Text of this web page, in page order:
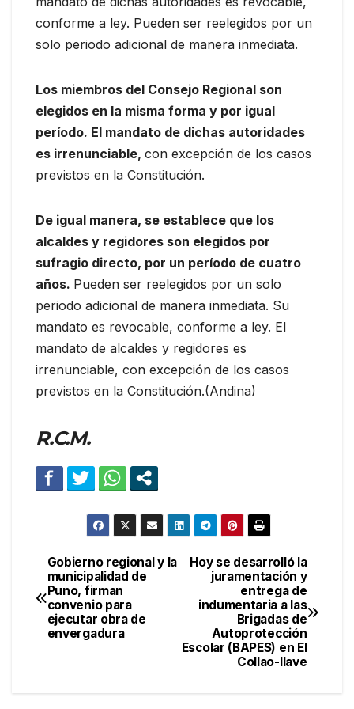
conforme a ley. Pueden ser reelegidos por un
solo periodo adicional de manera inmediata.
Los miembros del Consejo Regional son
elegidos en la misma forma y por igual
período. El mandato de dichas autoridades
es irrenunciable, con excepción de los casos
previstos en la Constitución.
De igual manera, se establece que los
alcaldes y regidores son elegidos por
sufragio directo, por un período de cuatro
años. Pueden ser reelegidos por un solo
periodo adicional de manera inmediata. Su
mandato es revocable, conforme a ley. El
mandato de alcaldes y regidores es
irrenunciable, con excepción de los casos
previstos en la Constitución.(Andina)
R.C.M.
Navegación
de
entradas
Hoy se desarrolló la
juramentación y
entrega de
indumentaria a las
Brigadas de
Autoprotección
Escolar (BAPES) en El
Collao-Ilave
Gobierno regional y la
municipalidad de
Puno, firman
convenio para
ejecutar obra de
envergadura